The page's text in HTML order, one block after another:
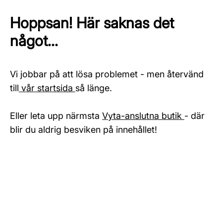
Hoppsan! Här saknas det
något...
Vi jobbar på att lösa problemet - men återvänd
till vår startsida så länge.
Eller leta upp närmsta Vyta-anslutna butik - där
blir du aldrig besviken på innehållet!